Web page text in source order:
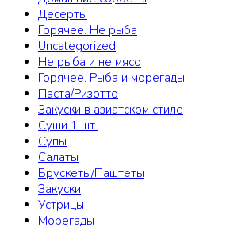
Десерты
Горячее. Не рыба
Uncategorized
Не рыба и не мясо
Горячее. Рыба и морегады
Паста/Ризотто
Закуски в азиатском стиле
Суши 1 шт.
Супы
Салаты
Брускеты/Паштеты
Закуски
Устрицы
Морегады